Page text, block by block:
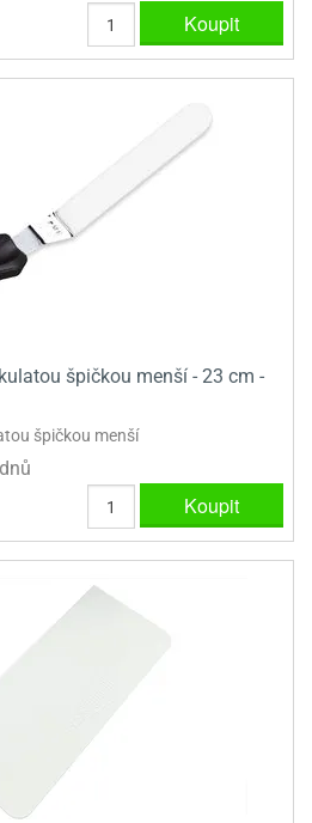
Koupit
špičkou menší - 23 cm -
špičkou menší
Koupit